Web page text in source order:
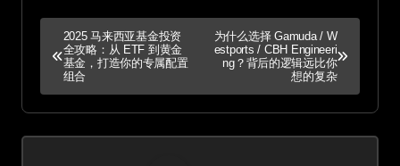
o
s
t
2025 马来西亚基金投资
全攻略：从 ETF 到黄金
基金，打造你的专属配置
组合
为什么选择 Gamuda / W
estports / CBH Engineeri
ng？背后的逻辑远比你
想的复杂